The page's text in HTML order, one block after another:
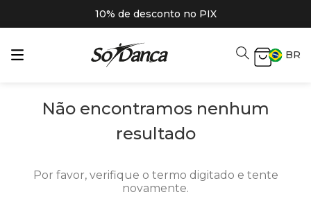
10% de desconto no PIX
BR
Não encontramos nenhum
resultado
Por favor, verifique o termo digitado e tente
novamente.